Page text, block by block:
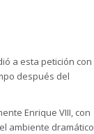
a esta petición con
después del
Enrique VIII, con
ambiente dramático